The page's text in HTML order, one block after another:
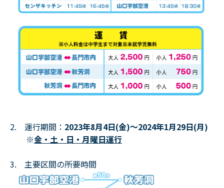
2. 運行期間： 2023年8月4日(金)～2024年1月29日(月)
※金・土・日・月曜日運行
3. 主要区間の所要時間